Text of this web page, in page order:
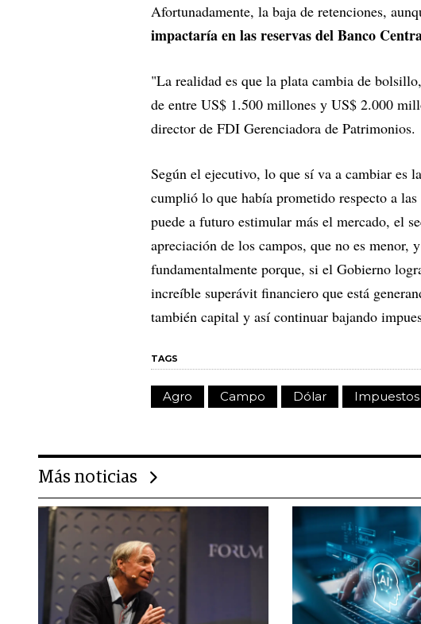
Afortunadamente, la baja de retenciones,
impactaría en las reservas del Banco
"La realidad es que la plata cambia de
de entre US$ 1.500 millones y US$ 2.000
director de FDI Gerenciadora de Patrimonios.
Según el ejecutivo, lo que sí va a cambiar es
cumplió lo que había prometido respecto a
puede a futuro estimular más el mercado, el
apreciación de los campos, que no es menor,
fundamentalmente porque, si el Gobierno
increíble superávit financiero que está
también capital y así continuar bajando
TAGS
Agro Campo Dólar Impuestos
Más noticias